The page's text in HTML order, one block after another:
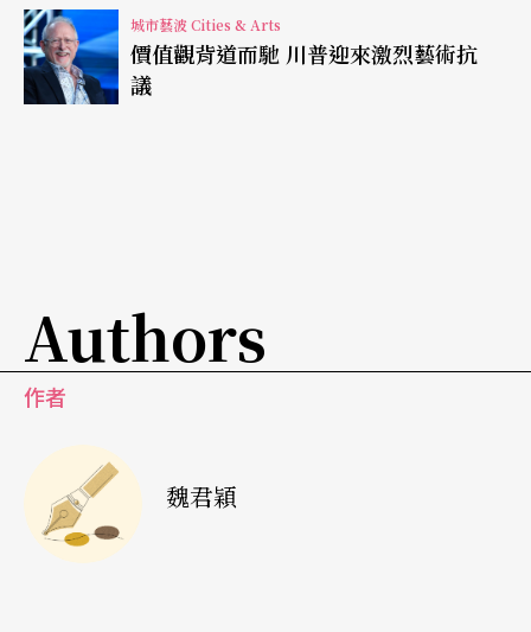
兩人演出現代作品亦是精采。三月份除了
在英國上映之外，普魯尼亦會在沙德勒之井劇院演
出《普魯尼計畫》
隨著電影及新作宣傳，普魯尼在媒體多有曝光。在
接受訪問時，他也表示希望能擺脫過去芭蕾叛逆男
孩的標籤，往電影界發展。普魯尼與珍妮佛．勞倫
的新版《東方快車謀殺案》電影演出。無論普魯尼
是否如其所願成為電影明星，依舊欣見其找到人生
城市藝波 Cities & Arts
價值觀背道而馳 川普迎來激烈藝術抗
議
Authors
作者
魏君穎